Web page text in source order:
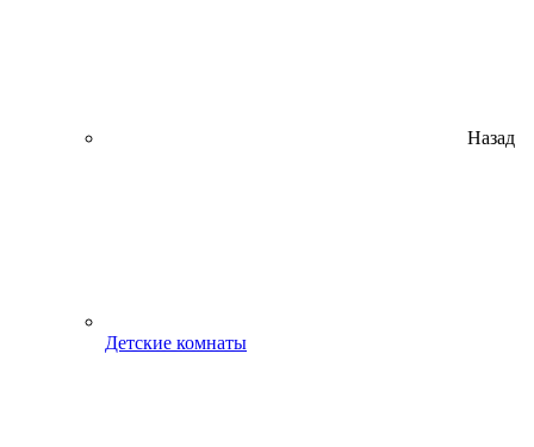
Назад
Детские комнаты